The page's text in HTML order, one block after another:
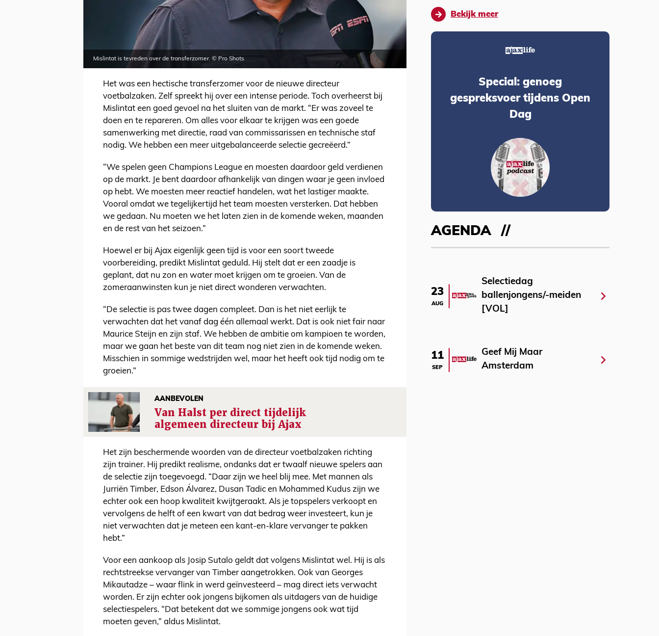
Mislintat is tevreden over de transferzomer. © Pro Shots
Het was een hectische transferzomer voor de nieuwe directeur
voetbalzaken. Zelf spreekt hij over een intense periode. Toch overheerst bij
Mislintat een goed gevoel na het sluiten van de markt. “Er was zoveel te
doen en te repareren. Om alles voor elkaar te krijgen was een goede
samenwerking met directie, raad van commissarissen en technische staf
nodig. We hebben een meer uitgebalanceerde selectie gecreëerd.”
“We spelen geen Champions League en moesten daardoor geld verdienen
op de markt. Je bent daardoor afhankelijk van dingen waar je geen invloed
op hebt. We moesten meer reactief handelen, wat het lastiger maakte.
Vooral omdat we tegelijkertijd het team moesten versterken. Dat hebben
we gedaan. Nu moeten we het laten zien in de komende weken, maanden
en de rest van het seizoen.”
Hoewel er bij Ajax eigenlijk geen tijd is voor een soort tweede
voorbereiding, predikt Mislintat geduld. Hij stelt dat er een zaadje is
geplant, dat nu zon en water moet krijgen om te groeien. Van de
zomeraanwinsten kun je niet direct wonderen verwachten.
“De selectie is pas twee dagen compleet. Dan is het niet eerlijk te
verwachten dat het vanaf dag één allemaal werkt. Dat is ook niet fair naar
Maurice Steijn en zijn staf. We hebben de ambitie om kampioen te worden,
maar we gaan het beste van dit team nog niet zien in de komende weken.
Misschien in sommige wedstrijden wel, maar het heeft ook tijd nodig om te
groeien.”
AANBEVOLEN
Van Halst per direct tijdelijk
algemeen directeur bij Ajax
Het zijn beschermende woorden van de directeur voetbalzaken richting
zijn trainer. Hij predikt realisme, ondanks dat er twaalf nieuwe spelers aan
de selectie zijn toegevoegd. “Daar zijn we heel blij mee. Met mannen als
Jurriën Timber, Edson Álvarez, Dusan Tadic en Mohammed Kudus zijn we
echter ook een hoop kwaliteit kwijtgeraakt. Als je topspelers verkoopt en
vervolgens de helft of een kwart van dat bedrag weer investeert, kun je
niet verwachten dat je meteen een kant-en-klare vervanger te pakken
hebt.”
Voor een aankoop als Josip Sutalo geldt dat volgens Mislintat wel. Hij is als
rechtstreekse vervanger van Timber aangetrokken. Ook van Georges
Mikautadze – waar flink in werd geïnvesteerd – mag direct iets verwacht
worden. Er zijn echter ook jongens bijkomen als uitdagers van de huidige
selectiespelers. “Dat betekent dat we sommige jongens ook wat tijd
moeten geven,” aldus Mislintat.
Bekijk meer
Special: genoeg
gespreksvoer tijdens Open
Dag
AGENDA
23
AUG
Selectiedag
ballenjongens/-meiden
[VOL]
11
SEP
Geef Mij Maar
Amsterdam